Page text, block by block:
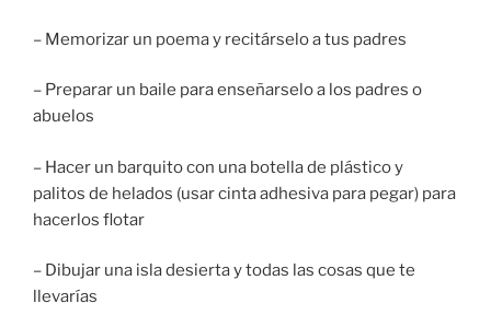
– Memorizar un poema y recitárselo a tus padres
– Preparar un baile para enseñarselo a los padres o
abuelos
– Hacer un barquito con una botella de plástico y
palitos de helados (usar cinta adhesiva para pegar) para
hacerlos flotar
– Dibujar una isla desierta y todas las cosas que te
llevarías